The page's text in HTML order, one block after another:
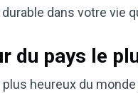
dans votre vie
du pays le
plus heureux du